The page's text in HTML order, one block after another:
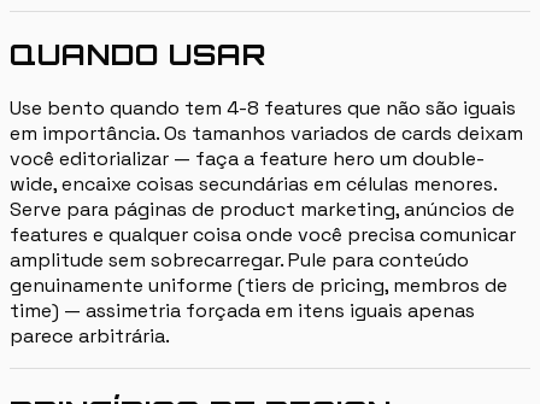
QUANDO USAR
Use bento quando tem 4-8 features que não são iguais
em importância. Os tamanhos variados de cards deixam
você editorializar — faça a feature hero um double-
wide, encaixe coisas secundárias em células menores.
Serve para páginas de product marketing, anúncios de
features e qualquer coisa onde você precisa comunicar
amplitude sem sobrecarregar. Pule para conteúdo
genuinamente uniforme (tiers de pricing, membros de
time) — assimetria forçada em itens iguais apenas
parece arbitrária.